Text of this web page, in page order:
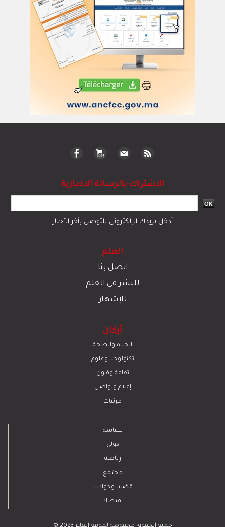
الاشتراك بالرسالة الاخبارية
أدخل بريدك الإلكتروني للتوصل بآخر الأخبار
العلم
اتصل بنا
للنشر في العلم
للإشهار
أركان
الحياة والصحة
تكنولوجيا وعلوم
ﺛﻘﺎﻓﺔ وﻓﻧون
إعلام وتواصل
مرئيات
سياسة
دولي
رياضة
مجتمع
قضايا وحوادث
اقتصاد